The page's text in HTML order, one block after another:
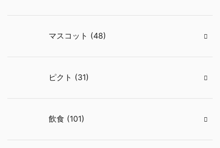
マスコット (48)
ピクト (31)
飲食 (101)